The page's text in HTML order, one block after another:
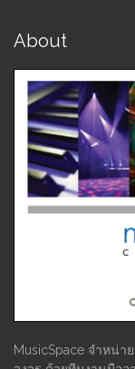
About
MusicSpace จำหน่